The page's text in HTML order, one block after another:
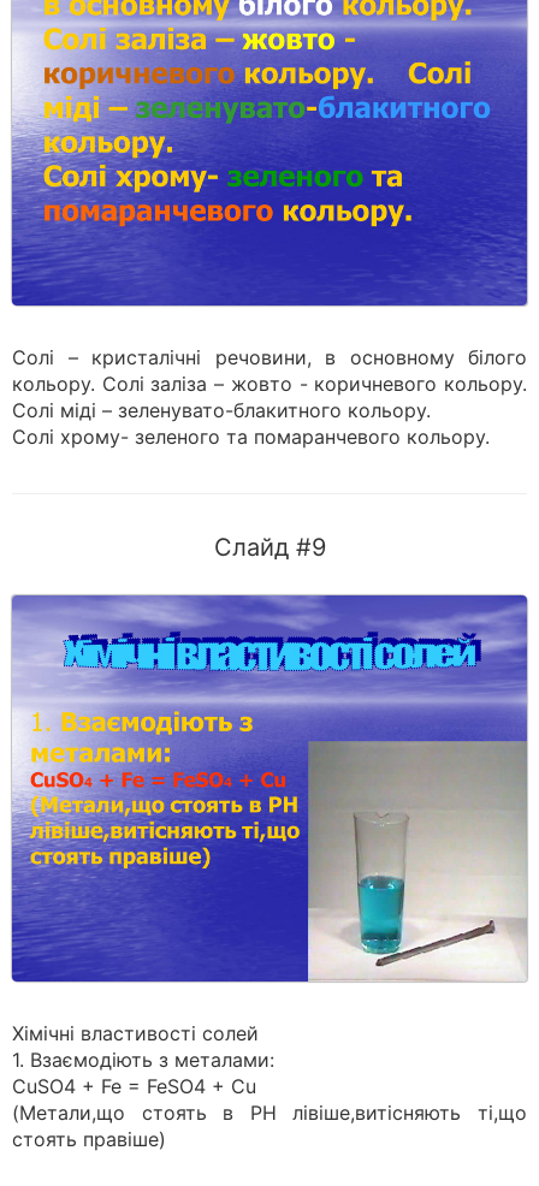
Солі – кристалічні речовини, в основному білого
кольору. Солі заліза – жовто - коричневого кольору.
Солі міді – зеленувато-блакитного кольору.
Солі хрому- зеленого та помаранчевого кольору.
Слайд #9
Хімічні властивості солей
1. Взаємодіють з металами:
CuSO4 + Fe = FeSO4 + Cu
(Метали,що стоять в РН лівіше,витісняють ті,що
стоять правіше)